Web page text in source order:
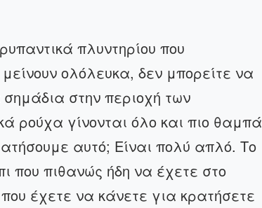
πλυντηρίου που
ολόλευκα, δεν μπορείτε να
στην περιοχή των
γίνονται όλο και πιο θαμπά
αυτό; Είναι πολύ απλό. Το
που πιθανώς ήδη να έχετε στο
έχετε να κάνετε για κρατήσετε